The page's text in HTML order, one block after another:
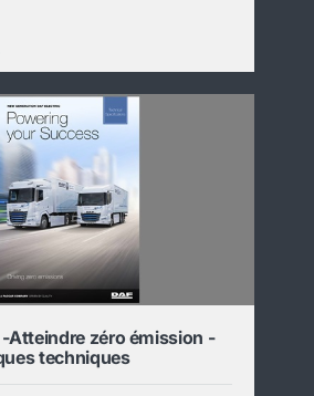
-Atteindre zéro émission -
techniques